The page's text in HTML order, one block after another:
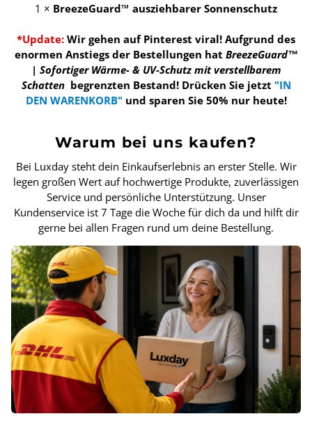
1 × BreezeGuard™ ausziehbarer Sonnenschutz
*Update: Wir gehen auf Pinterest viral! Aufgrund des
enormen Anstiegs der Bestellungen hat BreezeGuard™
| Sofortiger Wärme- & UV-Schutz mit verstellbarem
Schatten begrenzten Bestand! Drücken Sie jetzt "IN
DEN WARENKORB" und sparen Sie 50% nur heute!
Warum bei uns kaufen?
Bei Luxday steht dein Einkaufserlebnis an erster Stelle. Wir
legen großen Wert auf hochwertige Produkte, zuverlässigen
Service und persönliche Unterstützung. Unser
Kundenservice ist 7 Tage die Woche für dich da und hilft dir
gerne bei allen Fragen rund um deine Bestellung.